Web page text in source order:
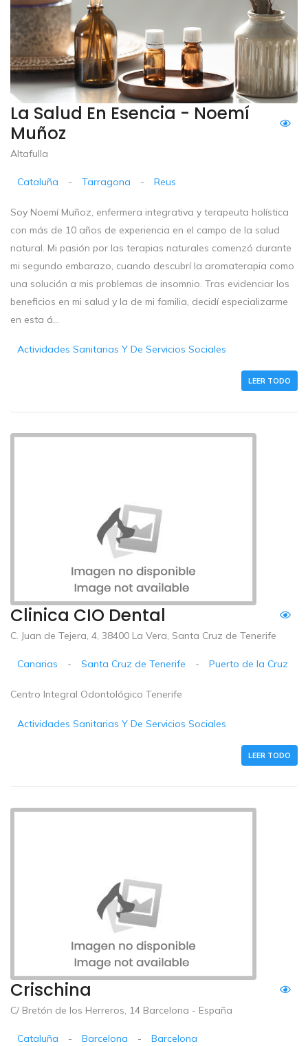
La Salud En Esencia - Noemí
Muñoz
Altafulla
Cataluña - Tarragona - Reus
Soy Noemí Muñoz, enfermera integrativa y terapeuta holística
con más de 10 años de experiencia en el campo de la salud
natural. Mi pasión por las terapias naturales comenzó durante
mi segundo embarazo, cuando descubrí la aromaterapia como
una solución a mis problemas de insomnio. Tras evidenciar los
beneficios en mi salud y la de mi familia, decidí especializarme
en esta á...
Actividades Sanitarias Y De Servicios Sociales
LEER TODO
Clinica CIO Dental
C. Juan de Tejera, 4, 38400 La Vera, Santa Cruz de Tenerife
Canarias - Santa Cruz de Tenerife - Puerto de la Cruz
Centro Integral Odontológico Tenerife
Actividades Sanitarias Y De Servicios Sociales
LEER TODO
Crischina
C/ Bretón de los Herreros, 14 Barcelona - España
Cataluña - Barcelona - Barcelona